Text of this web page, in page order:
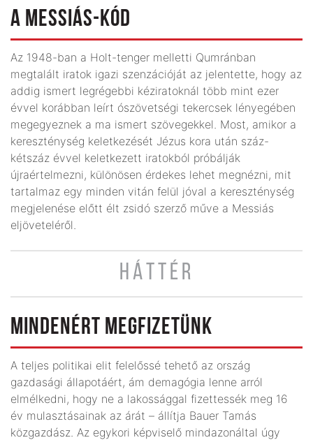
A MESSIÁS-KÓD
Az 1948-ban a Holt-tenger melletti Qumránban
megtalált iratok igazi szenzációját az jelentette, hogy az
addig ismert legrégebbi kéziratoknál több mint ezer
évvel korábban leírt ószövetségi tekercsek lényegében
megegyeznek a ma ismert szövegekkel. Most, amikor a
kereszténység keletkezését Jézus kora után száz-
kétszáz évvel keletkezett iratokból próbálják
újraértelmezni, különösen érdekes lehet megnézni, mit
tartalmaz egy minden vitán felül jóval a kereszténység
megjelenése előtt élt zsidó szerző műve a Messiás
eljöveteléről.
HÁTTÉR
MINDENÉRT MEGFIZETÜNK
A teljes politikai elit felelőssé tehető az ország
gazdasági állapotáért, ám demagógia lenne arról
elmélkedni, hogy ne a lakossággal fizettessék meg 16
év mulasztásainak az árát – állítja Bauer Tamás
közgazdász. Az egykori képviselő mindazonáltal úgy